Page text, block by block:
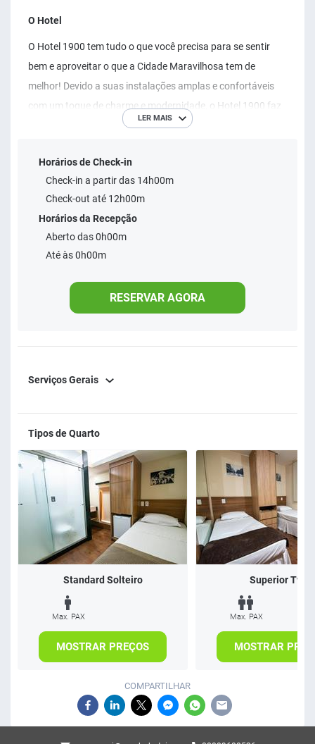
O Hotel
O Hotel 1900 tem tudo o que você precisa para se sentir
bem e aproveitar o que a Cidade Maravilhosa tem de
melhor! Devido a suas instalações amplas e confortáveis
com um toque de charme e modernidade, o Hotel 1900 faz
parte da elite hoteleira carioca com objetivo de
aliados a um atendimento impecável! Com uma
combinação de conforto, localização estratégica e
atendimento de qualidade, o Samba Rio 1900 é uma
excelente opção para quem quer explorar o Rio de Janeiro
com praticidade e vivenciar a essência carioca.
LER MAIS
Horários de Check-in
Check-in a partir das 14h00m
Check-out até 12h00m
Horários da Recepção
Aberto das 0h00m
Até às 0h00m
RESERVAR AGORA
Serviços Gerais
Tipos de Quarto
Standard Solteiro
Max. PAX
MOSTRAR PREÇOS
Superior Twin
Max. PAX
MOSTRAR
COMPARTILHAR